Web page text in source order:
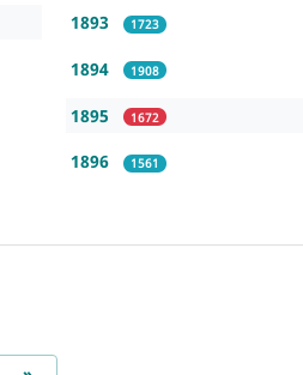
1893 1723
1894 1908
1895 1672
1896 1561